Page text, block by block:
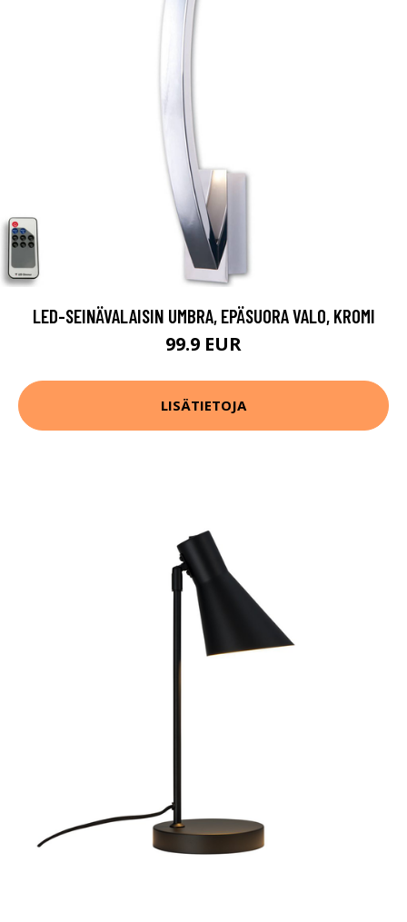
LED-SEINÄVALAISIN UMBRA, EPÄSUORA VALO, KROMI
99.9 EUR
LISÄTIETOJA